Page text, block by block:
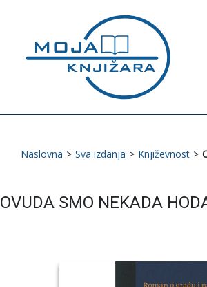
Naslovna > Sva izdanja > Književnost >
OVUDA SMO NEKADA